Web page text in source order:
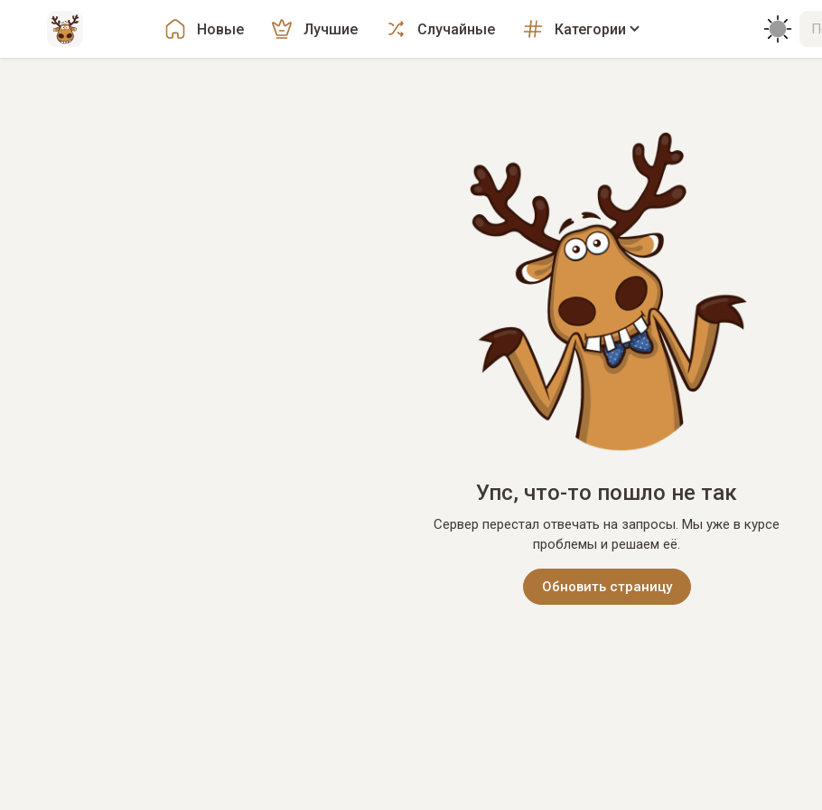
Новые Лучшие Случайные Категории
Упс, что-то пошло не так
Сервер перестал отвечать на запросы. Мы уже в курсе
проблемы и решаем её.
Обновить страницу